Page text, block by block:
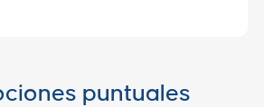
puntuales